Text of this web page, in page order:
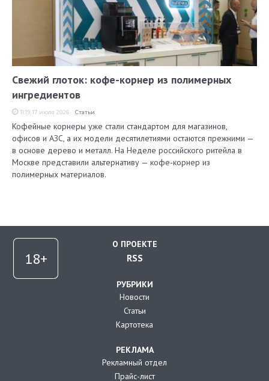
Свежий глоток: кофе-корнер из полимерных
ингредиентов
11:19, 17 июля 2026 Статьи
Кофейные корнеры уже стали стандартом для магазинов,
офисов и АЗС, а их модели десятилетиями остаются прежними —
в основе дерево и металл. На Неделе российского ритейла в
Москве представили альтернативу — кофе-корнер из
полимерных материалов.
О ПРОЕКТЕ
RSS
РУБРИКИ
Новости
Статьи
Картотека
РЕКЛАМА
Рекламный отдел
Прайс-лист